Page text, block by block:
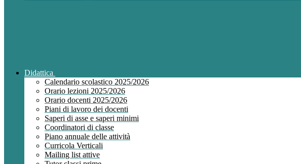
Didattica
Calendario scolastico 2025/2026
Orario lezioni 2025/2026
Orario docenti 2025/2026
Piani di lavoro dei docenti
Saperi di asse e saperi minimi
Coordinatori di classe
Piano annuale delle attività
Curricola Verticali
Mailing list attive